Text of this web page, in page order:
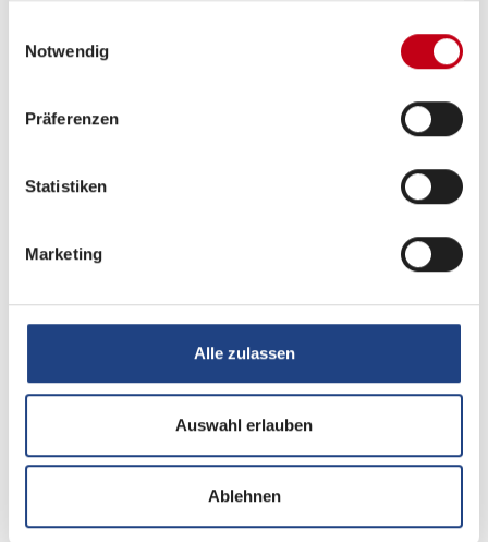
Notwendig
Präferenzen
Statistiken
Marketing
Alle zulassen
Auswahl erlauben
Ablehnen
Küche
Standheizung
Radio/Tuner
Apple CarPlay